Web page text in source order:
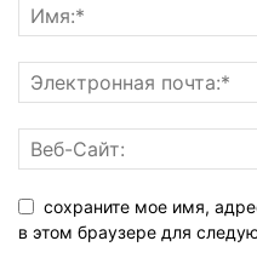
сохраните мое имя,
в этом браузере для